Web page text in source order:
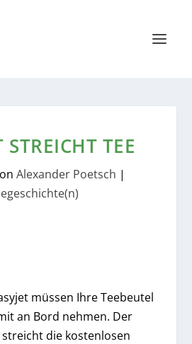
STREICHT TEE
Alexander Poetsch |
müssen Ihre Teebeutel
an Bord nehmen. Der
die kostenlosen